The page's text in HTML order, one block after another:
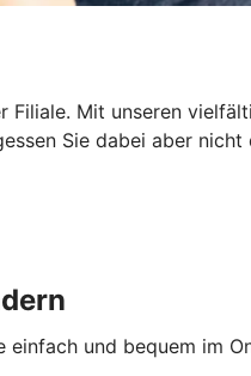
Filiale. Mit unseren
Sie dabei aber
und bequem im